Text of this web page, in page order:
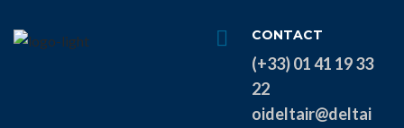
CONTACT
(+33) 01 41 19 33
22
oideltair@deltai